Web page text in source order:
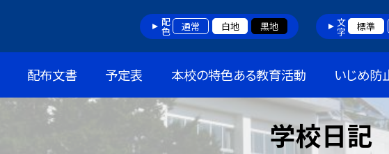
配色 通常 白地 黒地 文字 標準
配布文書 予定表 本校の特色ある教育活動 いじめ防
学校日記